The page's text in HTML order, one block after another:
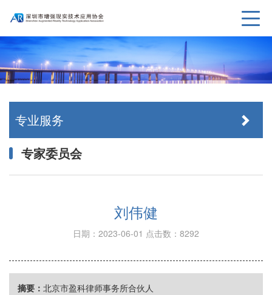
专业服务
专家委员会
刘伟健
日期：2023-06-01 点击数：8292
摘要： 北京市盈科律师事务所合伙人